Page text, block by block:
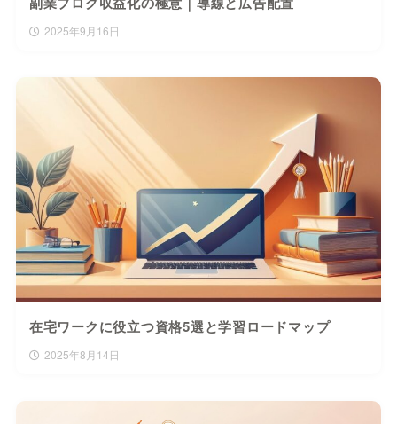
2025年9月16日
在宅ワークに役立つ資格5選と学習ロードマップ
2025年8月14日